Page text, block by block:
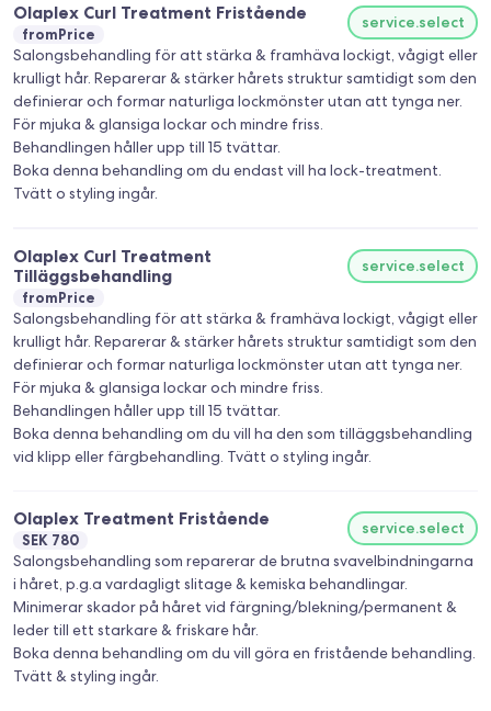
Olaplex Curl Treatment Fristående
fromPrice
service.select
Salongsbehandling för att stärka & framhäva lockigt, vågigt eller
krulligt hår. Reparerar & stärker hårets struktur samtidigt som den
definierar och formar naturliga lockmönster utan att tynga ner.
För mjuka & glansiga lockar och mindre friss.
Behandlingen håller upp till 15 tvättar.
Boka denna behandling om du endast vill ha lock-treatment.
Tvätt o styling ingår.
Olaplex Curl Treatment
Tilläggsbehandling
fromPrice
service.select
Salongsbehandling för att stärka & framhäva lockigt, vågigt eller
krulligt hår. Reparerar & stärker hårets struktur samtidigt som den
definierar och formar naturliga lockmönster utan att tynga ner.
För mjuka & glansiga lockar och mindre friss.
Behandlingen håller upp till 15 tvättar.
Boka denna behandling om du vill ha den som tilläggsbehandling
vid klipp eller färgbehandling. Tvätt o styling ingår.
Olaplex Treatment Fristående
SEK 780
service.select
Salongsbehandling som reparerar de brutna svavelbindningarna
i håret, p.g.a vardagligt slitage & kemiska behandlingar.
Minimerar skador på håret vid färgning/blekning/permanent &
leder till ett starkare & friskare hår.
Boka denna behandling om du vill göra en fristående behandling.
Tvätt & styling ingår.